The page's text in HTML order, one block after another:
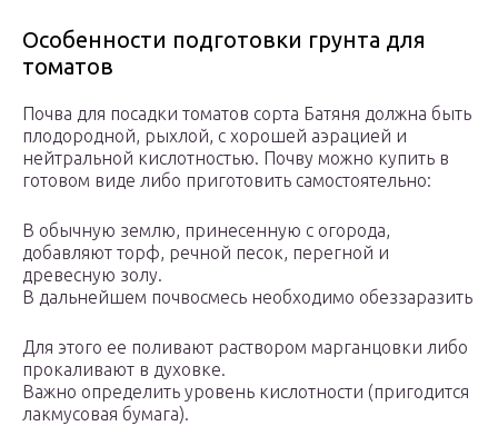
Особенности подготовки грунта для
томатов
Почва для посадки томатов сорта Батяня должна быть
плодородной, рыхлой, с хорошей аэрацией и
нейтральной кислотностью. Почву можно купить в
готовом виде либо приготовить самостоятельно:
В обычную землю, принесенную с огорода,
добавляют торф, речной песок, перегной и
древесную золу.
В дальнейшем почвосмесь необходимо обеззаразить
Для этого ее поливают раствором марганцовки либо
прокаливают в духовке.
Важно определить уровень кислотности (пригодится
лакмусовая бумага).